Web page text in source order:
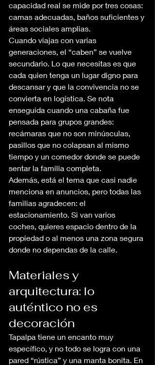
capacidad real se mide por tres cosas:
camas adecuadas, baños suficientes y
áreas sociales amplias.
Cuando viajas con varias
generaciones, el “caben” se vuelve
secundario. Lo que necesitas es que
cada quien tenga un lugar digno para
descansar y que la convivencia no se
convierta en logística. Se nota
enseguida cuando una cabaña fue
pensada para grupos grandes:
recámaras que no son minúsculas,
pasillos que no colapsan al mismo
tiempo y un comedor donde se puede
sentar la familia completa.
Además, está el tema que casi nadie
menciona en anuncios, pero todas las
familias agradecen: el
estacionamiento. Si van varios
coches, quieres espacio dentro de la
propiedad o al menos una zona segura
donde no dependas de la calle.
Materiales y
arquitectura: lo
auténtico no es
decoración
Tapalpa tiene un encanto muy
específico, y no todo se logra con una
pared “rústica” y una manta bonita. En